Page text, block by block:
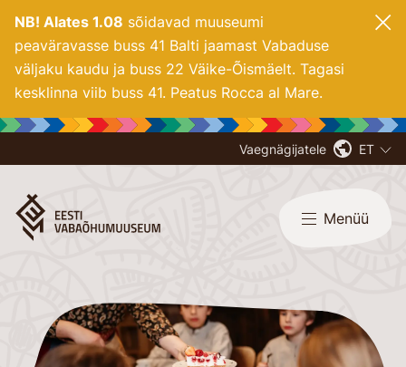
NB! Alates 1.08 sõidavad muuseumi
peaväravasse buss 41 Balti jaamast Vabaduse
väljaku kaudu ja buss 22 Väike-Õismäelt. Tagasi
kesklinna viib buss 41. Peatus Rocca al Mare.
Vaegnägijatele ET
Menüü